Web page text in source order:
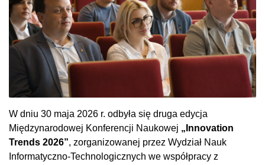
W dniu 30 maja 2026 r. odbyła się druga edycja
Międzynarodowej Konferencji Naukowej „Innovation
Trends 2026”, zorganizowanej przez Wydział Nauk
Informatyczno-Technologicznych we współpracy z